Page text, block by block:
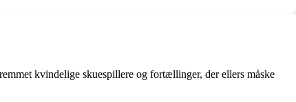
kvindelige skuespillere og fortællinger, der ellers måske